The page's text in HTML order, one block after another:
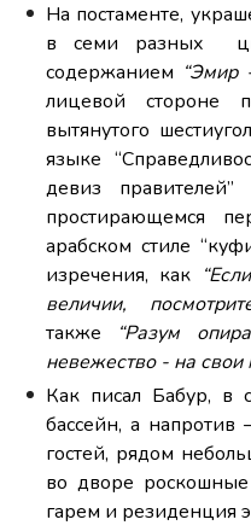
На постаменте,
в семи разных
содержанием “Эмир
лицевой стороне
вытянутого
языке
девиз
простирающемся
арабском стиле
изречения, как
величии,
также “Разум
невежество - на
Как писал Бабур, в
бассейн, а
гостей, рядом
во дворе
гарем и резиденция